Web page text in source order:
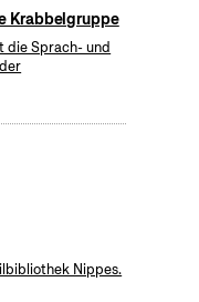
Krabbelgruppe
die Sprach- und
Nippes.